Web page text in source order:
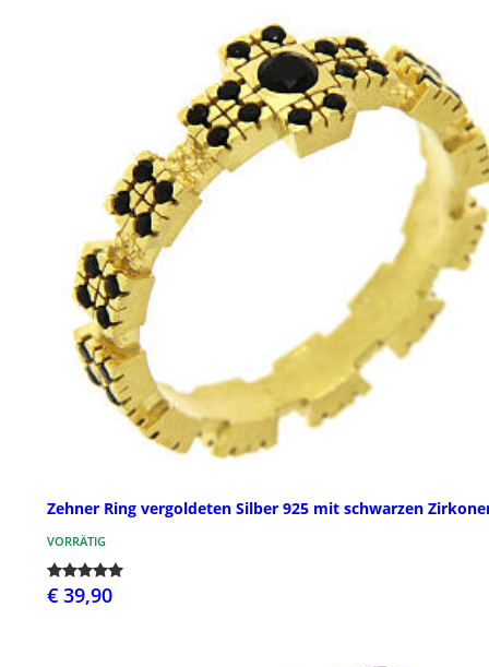
Zehner Ring vergoldeten Silber 925 mit schwarzen
VORRÄTIG
€ 39,90